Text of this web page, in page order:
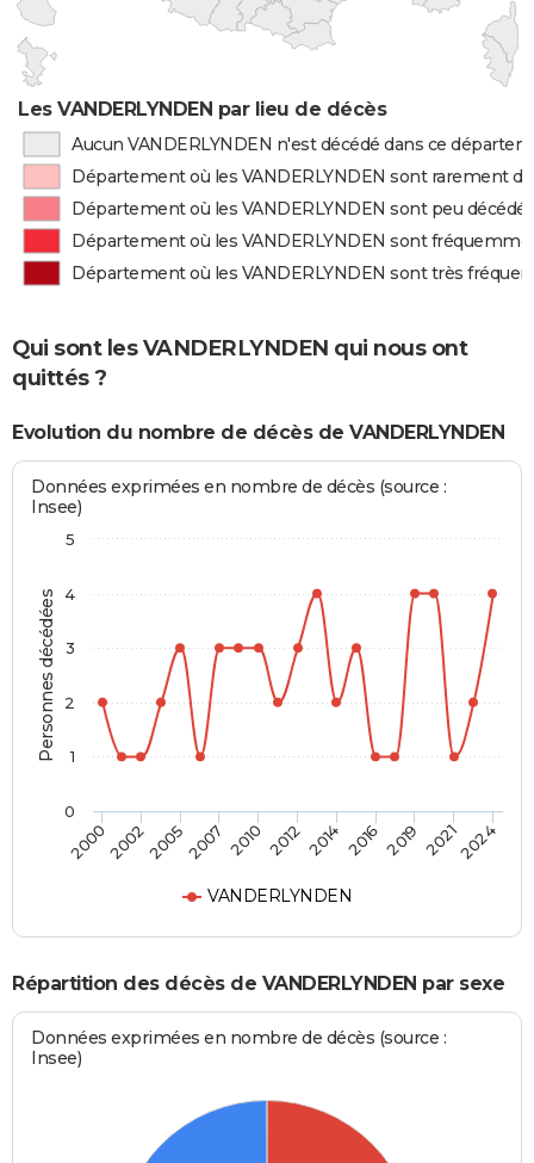
Les VANDERLYNDEN par lieu de décès
Aucun VANDERLYNDEN n'est décédé dans ce
Département où les VANDERLYNDEN sont rarement
Département où les VANDERLYNDEN sont peu
Département où les VANDERLYNDEN sont
Département où les VANDERLYNDEN sont très
Qui sont les VANDERLYNDEN qui nous ont
quittés ?
Evolution du nombre de décès de VANDERLYNDEN
Personnes décédées
Données exprimées en nombre de décès (source :
Insee)
VANDERLYNDEN
2000200220052007 2010 2012 2014 2016 2019 20212024
0
1
2
3
4
5
Répartition des décès de VANDERLYNDEN par sexe
Données exprimées en nombre de décès (source :
Insee)